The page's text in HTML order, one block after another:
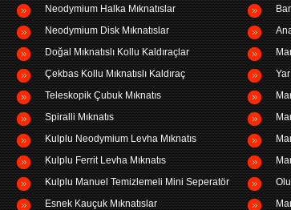
Neodymium Halka Mıknatıslar
Neodymium Disk Mıknatıslar
Doğal Mıknatıslı Kollu Kaldıraçlar
Çekbas Kollu Mıknatıslı Kaldıraç
Teleskopik Çubuk Mıknatıs
Spiralli Mıknatıs
Kulplu Neodymium Levha Mıknatıs
Kulplu Ferrit Levha Mıknatıs
Kulplu Manuel Temizlemeli Mini Seperatör
Esnek Kauçuk Mıknatıslar